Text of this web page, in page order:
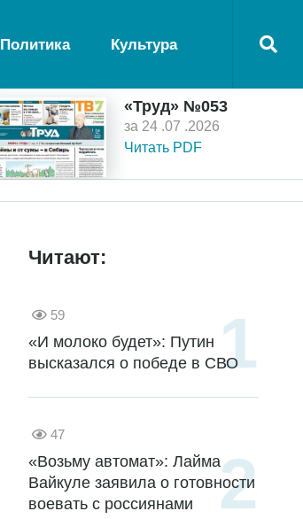
Политика Культура
«Труд» №053
за 24 .07 .2026
Читать PDF
Читают:
59
«И молоко будет»: Путин
высказался о победе в СВО
47
«Возьму автомат»: Лайма
Вайкуле заявила о готовности
воевать с россиянами